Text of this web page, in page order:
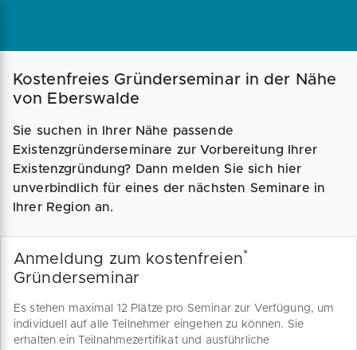
Magazin Businessplan Fördermittel
Kostenfreies Gründerseminar in der Nähe
von Eberswalde
Sie suchen in Ihrer Nähe passende
Existenzgründerseminare zur Vorbereitung Ihrer
Existenzgründung? Dann melden Sie sich hier
unverbindlich für eines der nächsten Seminare in
Ihrer Region an.
Anmeldung zum kostenfreien*
Gründerseminar
Es stehen maximal 12 Plätze pro Seminar zur Verfügung, um
individuell auf alle Teilnehmer eingehen zu können. Sie
erhalten ein Teilnahmezertifikat und ausführliche